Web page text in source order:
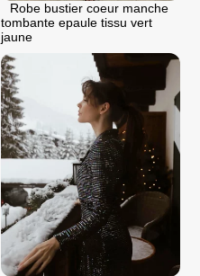
Robe bustier coeur manche
tombante epaule tissu vert
jaune